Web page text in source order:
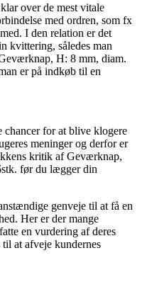
over de mest vitale
med ordren, som fx
I den relation er det
kvittering, således man
H: 8 mm, diam.
er på indkøb til en
chancer for at blive klogere
meninger og derfor er
kritik af Geværknap,
før du lægger din
genveje til at få en
Her er der mange
en vurdering af deres
at afveje kundernes